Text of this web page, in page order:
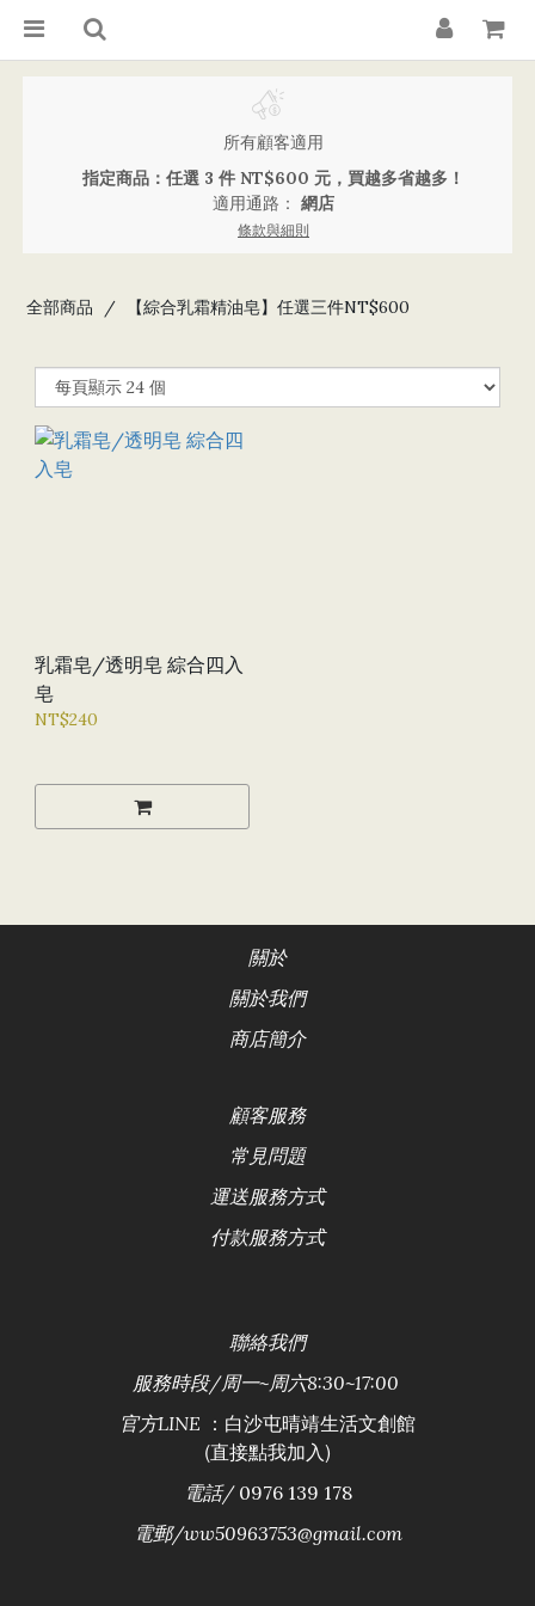
所有顧客適用
指定商品：任選 3 件 NT$600 元，買越多省越多！
適用通路： 網店
條款與細則
全部商品 【綜合乳霜精油皂】任選三件NT$600
乳霜皂/透明皂 綜合四入
皂
NT$240
關於
關於我們
商店簡介
顧客服務
常見問題
運送服務方式
付款服務方式
聯絡我們
服務時段/周一~周六8:30~17:00
官方LINE ：白沙屯晴靖生活文創館
(直接點我加入)
電話/ 0976 139 178
電郵/ww50963753@gmail.com